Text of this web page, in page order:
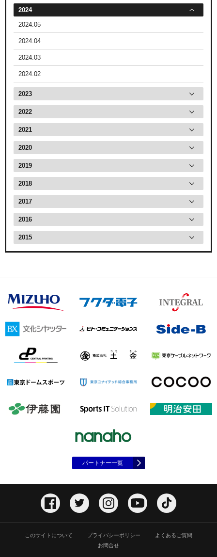
2024
2024.05
2024.04
2024.03
2024.02
2023
2022
2021
2020
2019
2018
2017
2016
2015
パートナー一覧
このサイトについて プライバシーポリシー
よくあるご質問
お問合せ